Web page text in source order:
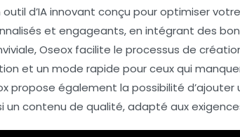
d’IAinnovant conçu pour optimiser
et engageants, en intégrant des
Oseox facilite le processus de
et un mode rapide pour ceux qui
propose également la possibilité
un contenu de qualité, adapté aux